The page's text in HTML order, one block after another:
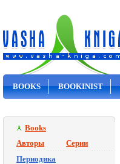
BOOKS BOOKINIST
Books
Авторы
Серии
Периодика